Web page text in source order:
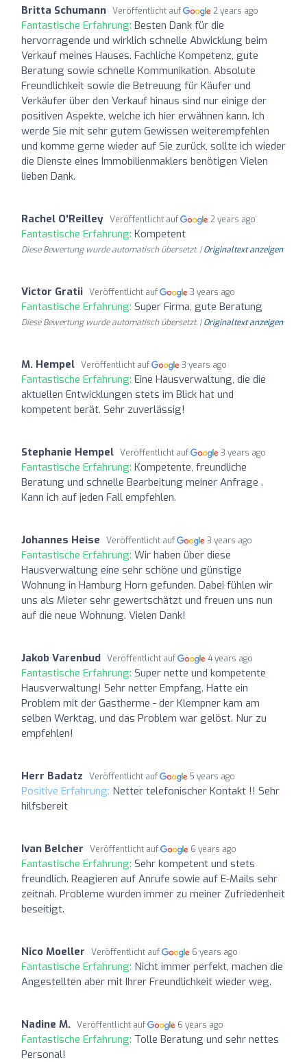
Britta Schumann Veröffentlicht auf 2 years ago
Fantastische Erfahrung: Besten Dank für die
hervorragende und wirklich schnelle Abwicklung beim
Verkauf meines Hauses. Fachliche Kompetenz, gute
Beratung sowie schnelle Kommunikation. Absolute
Freundlichkeit sowie die Betreuung für Käufer und
Verkäufer über den Verkauf hinaus sind nur einige der
positiven Aspekte, welche ich hier erwähnen kann. Ich
werde Sie mit sehr gutem Gewissen weiterempfehlen
und komme gerne wieder auf Sie zurück, sollte ich wieder
die Dienste eines Immobilienmaklers benötigen Vielen
lieben Dank.
Rachel O'Reilley Veröffentlicht auf 2 years ago
Fantastische Erfahrung: Kompetent
Diese Bewertung wurde automatisch übersetzt. |Originaltext anzeigen
Victor Gratii Veröffentlicht auf 3 years ago
Fantastische Erfahrung: Super Firma, gute Beratung
Diese Bewertung wurde automatisch übersetzt. |Originaltext anzeigen
M. Hempel Veröffentlicht auf 3 years ago
Fantastische Erfahrung: Eine Hausverwaltung, die die
aktuellen Entwicklungen stets im Blick hat und
kompetent berät. Sehr zuverlässig!
Stephanie Hempel Veröffentlicht auf 3 years ago
Fantastische Erfahrung: Kompetente, freundliche
Beratung und schnelle Bearbeitung meiner Anfrage .
Kann ich auf jeden Fall empfehlen.
Johannes Heise Veröffentlicht auf 3 years ago
Fantastische Erfahrung: Wir haben über diese
Hausverwaltung eine sehr schöne und günstige
Wohnung in Hamburg Horn gefunden. Dabei fühlen wir
uns als Mieter sehr gewertschätzt und freuen uns nun
auf die neue Wohnung. Vielen Dank!
Jakob Varenbud Veröffentlicht auf 4 years ago
Fantastische Erfahrung: Super nette und kompetente
Hausverwaltung! Sehr netter Empfang. Hatte ein
Problem mit der Gastherme - der Klempner kam am
selben Werktag, und das Problem war gelöst. Nur zu
empfehlen!
Herr Badatz Veröffentlicht auf 5 years ago
Positive Erfahrung: Netter telefonischer Kontakt !! Sehr
hilfsbereit
Ivan Belcher Veröffentlicht auf 6 years ago
Fantastische Erfahrung: Sehr kompetent und stets
freundlich. Reagieren auf Anrufe sowie auf E-Mails sehr
zeitnah. Probleme wurden immer zu meiner Zufriedenheit
beseitigt.
Nico Moeller Veröffentlicht auf 6 years ago
Fantastische Erfahrung: Nicht immer perfekt, machen die
Angestellten aber mit Ihrer Freundlichkeit wieder weg.
Nadine M. Veröffentlicht auf 6 years ago
Fantastische Erfahrung: Tolle Beratung und sehr nettes
Personal!